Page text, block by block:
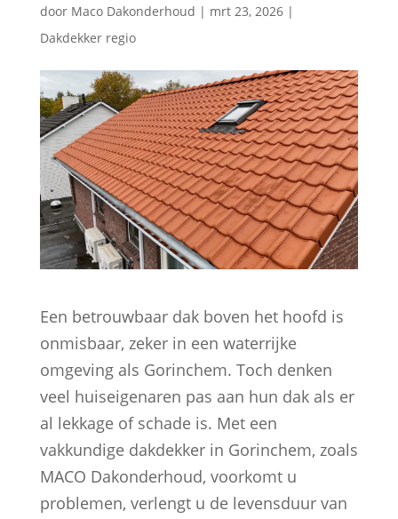
door Maco Dakonderhoud | mrt 23, 2026|
Dakdekker regio
Een betrouwbaar dak boven het hoofd is
onmisbaar, zeker in een waterrijke
omgeving als Gorinchem. Toch denken
veel huiseigenaren pas aan hun dak als er
al lekkage of schade is. Met een
vakkundige dakdekker in Gorinchem, zoals
MACO Dakonderhoud, voorkomt u
problemen, verlengt u de levensduur van